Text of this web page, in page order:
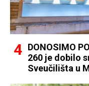
DONOSIMO
260 je dobilo
Sveučilišta u